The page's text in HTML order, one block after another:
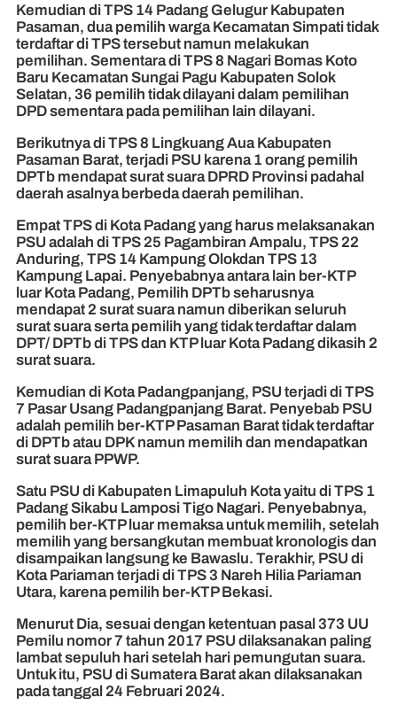
Kemudian di TPS 14 Padang Gelugur Kabupaten
Pasaman, dua pemilih warga Kecamatan Simpati tidak
terdaftar di TPS tersebut namun melakukan
pemilihan. Sementara di TPS 8 Nagari Bomas Koto
Baru Kecamatan Sungai Pagu Kabupaten Solok
Selatan, 36 pemilih tidak dilayani dalam pemilihan
DPD sementara pada pemilihan lain dilayani.
Berikutnya di TPS 8 Lingkuang Aua Kabupaten
Pasaman Barat, terjadi PSU karena 1 orang pemilih
DPTb mendapat surat suara DPRD Provinsi padahal
daerah asalnya berbeda daerah pemilihan.
Empat TPS di Kota Padang yang harus melaksanakan
PSU adalah di TPS 25 Pagambiran Ampalu, TPS 22
Anduring, TPS 14 Kampung Olokdan TPS 13
Kampung Lapai. Penyebabnya antara lain ber-KTP
luar Kota Padang, Pemilih DPTb seharusnya
mendapat 2 surat suara namun diberikan seluruh
surat suara serta pemilih yang tidak terdaftar dalam
DPT/ DPTb di TPS dan KTP luar Kota Padang dikasih 2
surat suara.
Kemudian di Kota Padangpanjang, PSU terjadi di TPS
7 Pasar Usang Padangpanjang Barat. Penyebab PSU
adalah pemilih ber-KTP Pasaman Barat tidak terdaftar
di DPTb atau DPK namun memilih dan mendapatkan
surat suara PPWP.
Satu PSU di Kabupaten Limapuluh Kota yaitu di TPS 1
Padang Sikabu Lamposi Tigo Nagari. Penyebabnya,
pemilih ber-KTP luar memaksa untuk memilih, setelah
memilih yang bersangkutan membuat kronologis dan
disampaikan langsung ke Bawaslu. Terakhir, PSU di
Kota Pariaman terjadi di TPS 3 Nareh Hilia Pariaman
Utara, karena pemilih ber-KTP Bekasi.
Menurut Dia, sesuai dengan ketentuan pasal 373 UU
Pemilu nomor 7 tahun 2017 PSU dilaksanakan paling
lambat sepuluh hari setelah hari pemungutan suara.
Untuk itu, PSU di Sumatera Barat akan dilaksanakan
pada tanggal 24 Februari 2024.